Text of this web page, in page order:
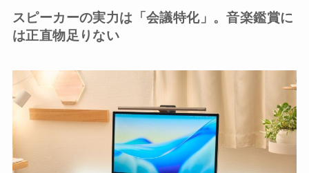
スピーカーの実力は「会議特化」。音楽鑑賞に
は正直物足りない